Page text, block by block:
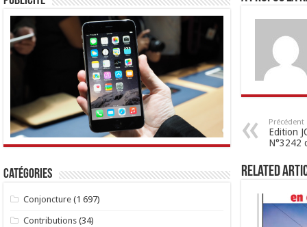
Précédent
Edition
N°3242
Related
Catégories
Conjoncture (1 697)
Contributions (34)